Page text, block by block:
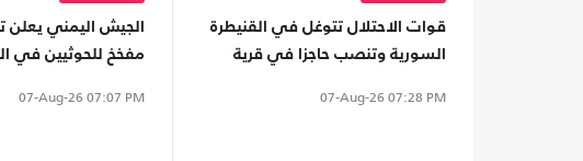
قوات الاحتلال تتوغل في القنيطرة
السورية وتنصب حاجزا في قرية
07-Aug-26 07:28 PM
الجيش اليمني يعلن
مفخخ للحوثيين في
07-Aug-26 07:07 PM